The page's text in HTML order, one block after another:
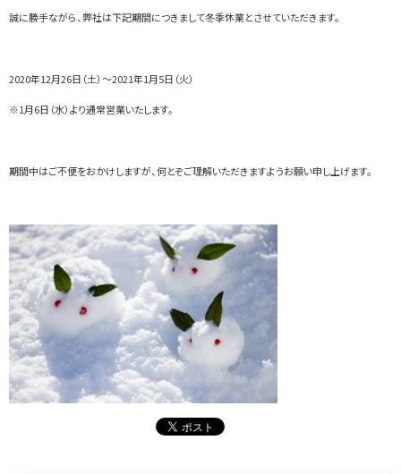
誠に勝手ながら、弊社は下記期間につきまして冬季休業とさせていただきます。
2020年12月26日（土）～2021年1月5日（火）
※1月6日（水）より通常営業いたします。
期間中はご不便をおかけしますが、何とぞご理解いただきますようお願い申し上げます。